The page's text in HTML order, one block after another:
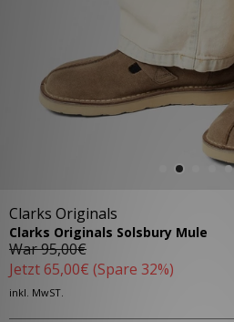
Clarks Originals
Clarks Originals Solsbury Mule
War95,00€
Jetzt 65,00€ (Spare 32%)
inkl. MwST.